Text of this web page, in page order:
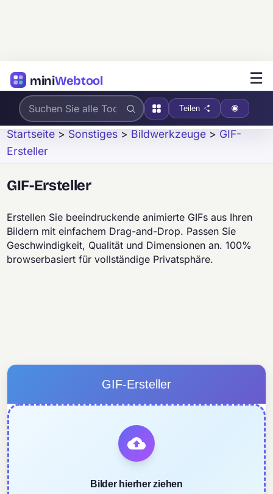
miniWebtool ☰
Teilen
Startseite > Sonstiges > Bildwerkzeuge > GIF-
Ersteller
GIF-Ersteller
Erstellen Sie beeindruckende animierte GIFs aus Ihren
Bildern mit einfachem Drag-and-Drop. Passen Sie
Geschwindigkeit, Qualität und Dimensionen an. 100%
browserbasiert für vollständige Privatsphäre.
GIF-Ersteller
Bilder hierher ziehen